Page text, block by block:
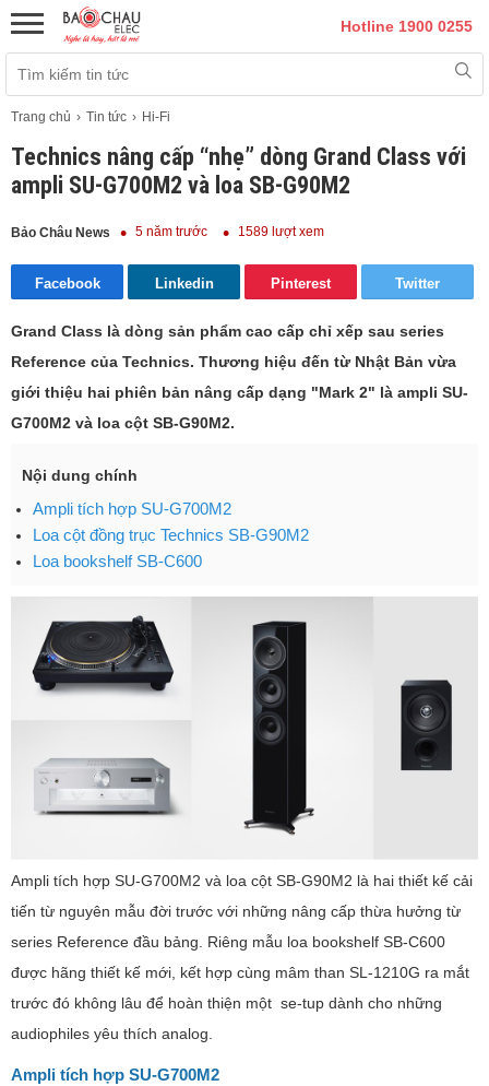
Hotline 1900 0255
Trang chủ Tin tức Hi-Fi
Technics nâng cấp “nhẹ” dòng Grand Class với
ampli SU-G700M2 và loa SB-G90M2
Bảo Châu News 5 năm trước 1589 lượt xem
Facebook Linkedin Pinterest Twitter
Grand Class là dòng sản phẩm cao cấp chỉ xếp sau series
Reference của Technics. Thương hiệu đến từ Nhật Bản vừa
giới thiệu hai phiên bản nâng cấp dạng "Mark 2" là ampli SU-
G700M2 và loa cột SB-G90M2.
Nội dung chính
Ampli tích hợp SU-G700M2
Loa cột đồng trục Technics SB-G90M2
Loa bookshelf SB-C600
Ampli tích hợp SU-G700M2 và loa cột SB-G90M2 là hai thiết kế cải
tiến từ nguyên mẫu đời trước với những nâng cấp thừa hưởng từ
series Reference đầu bảng. Riêng mẫu loa bookshelf SB-C600
được hãng thiết kế mới, kết hợp cùng mâm than SL-1210G ra mắt
trước đó không lâu để hoàn thiện một se-tup dành cho những
audiophiles yêu thích analog.
Ampli tích hợp SU-G700M2